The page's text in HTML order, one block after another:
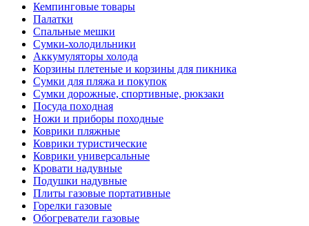
Кемпинговые товары
Палатки
Спальные мешки
Сумки-холодильники
Аккумуляторы холода
Корзины плетеные и корзины для пикника
Сумки для пляжа и покупок
Сумки дорожные, спортивные, рюкзаки
Посуда походная
Ножи и приборы походные
Коврики пляжные
Коврики туристические
Коврики универсальные
Кровати надувные
Подушки надувные
Плиты газовые портативные
Горелки газовые
Обогреватели газовые